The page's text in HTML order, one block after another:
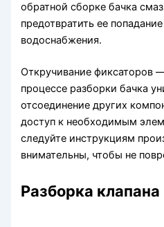
обратной сборке бачка
предотвратить ее
водоснабжения.
Откручивание фиксаторов
процессе разборки бачка
отсоединение других
доступ к необходимым
следуйте инструкциям
внимательны, чтобы не
Разборка клапана